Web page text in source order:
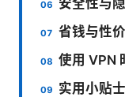
省钱与性
使用 VPN
实用小贴